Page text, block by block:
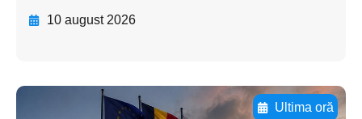
10 august 2026
Ultima oră